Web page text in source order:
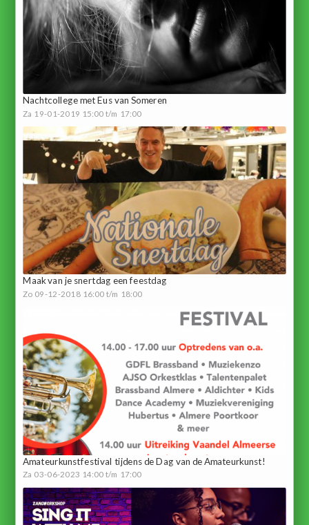
Nachtcollege met Eus van Someren
Za 19-01-2019 15:00 t/m 17:00
Maak van je snertdag een feestdag
Zo 09-12-2018 16:00 t/m 18:00
Amateurkunstfestival tijdens de Dag van de Amateurkunst!
Za 03-06-2023 14:00 t/m 17:00